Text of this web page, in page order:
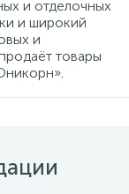
и отделочных
и широкий
и
товары